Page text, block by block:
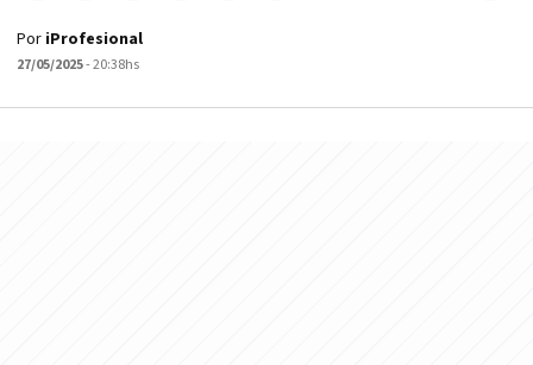
Por iProfesional
27/05/2025- 20:38hs